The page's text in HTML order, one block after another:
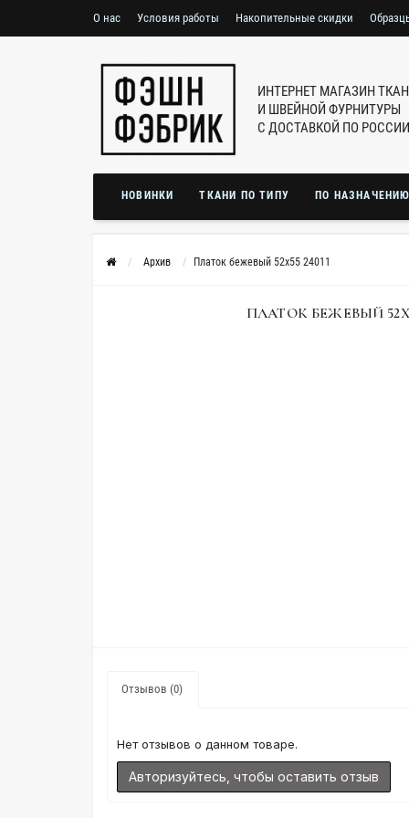
О нас Условия работы Накопительные скидки
ИНТЕРНЕТ МАГАЗИН
И ШВЕЙНОЙ ФУРНИТУРЫ
С ДОСТАВКОЙ ПО РОССИИ
НОВИНКИ ТКАНИ ПО ТИПУ ПО НАЗНАЧЕНИЮ
Архив Платок бежевый 52х55 24011
ПЛАТОК БЕЖЕВЫЙ
Отзывов (0)
Нет отзывов о данном товаре.
Авторизуйтесь, чтобы оставить отзыв